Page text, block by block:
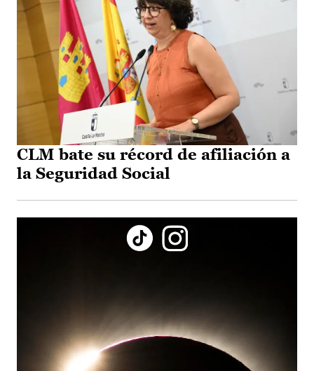
CLM bate su récord de afiliación a
la Seguridad Social